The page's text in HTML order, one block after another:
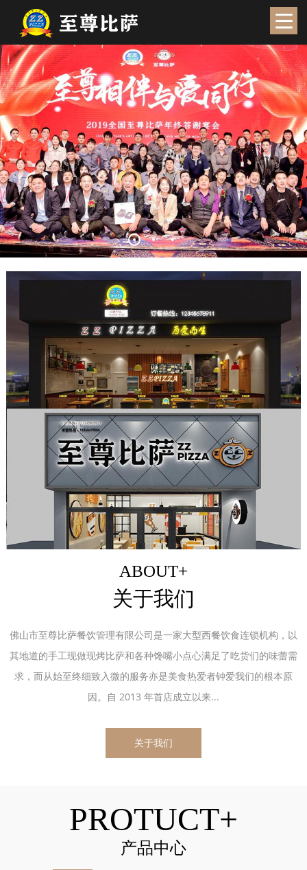
ABOUT+
关于我们
佛山市至尊比萨餐饮管理有限公司是一家大型西餐饮食连锁机构，以
其地道的手工现做现烤比萨和各种馋嘴小点心满足了吃货们的味蕾需
求，而从始至终细致入微的服务亦是美食热爱者钟爱我们的根本原
因。自 2013 年首店成立以来...
关于我们
PROTUCT+
产品中心